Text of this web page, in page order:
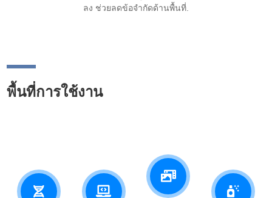
ลง ช่วยลดข้อจำกัดด้านพื้นที่.
พื้นที่การใช้งาน